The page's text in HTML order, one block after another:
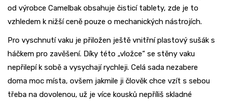
od výrobce Camelbak obsahuje čisticí tablety, zde je to
vzhledem k nižší ceně pouze o mechanických nástrojích.
Pro vyschnutí vaku je přiložen ještě vnitřní plastový sušák s
háčkem pro zavěšení. Díky této „vložce“ se stěny vaku
nepřilepí k sobě a vysychají rychleji. Celá sada nezabere
doma moc místa, ovšem jakmile ji člověk chce vzít s sebou
třeba na dovolenou, už je více kousků nepříliš skladné